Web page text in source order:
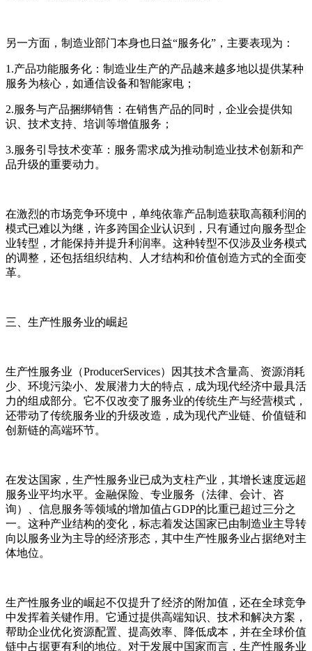
另一方面，制造业部门本身也日益“服务化”，主要表现为：
1.产品功能服务化：制造业生产的产品越来越多地以提供某种
服务为核心，如通信设备和智能家电；
2.服务与产品捆绑销售：在销售产品的同时，企业会提供知
识、技术支持、培训等增值服务；
3.服务引导技术变革：服务需求成为推动制造业技术创新和产
品升级的重要动力。
在激烈的市场竞争环境中，单纯依靠产品制造获取高额利润的
模式已难以为继，许多跨国企业认识到，只有通过向服务型企
业转型，才能保持并提升利润率。这种转型不仅涉及业务模式
的调整，还包括组织结构、人才结构和价值创造方式的全面变
革。
三、生产性服务业的崛起
生产性服务业（ProducerServices）因其技术含量高、资源消耗
少、环境污染小、发展潜力大的特点，成为现代经济中最具活
力的组成部分。它不仅改变了服务业的传统生产与经营模式，
还带动了传统服务业的升级改造，成为现代产业链、价值链和
创新链的高端环节。
在发达国家，生产性服务业已成为支柱产业，其增长速度远超
服务业平均水平。金融保险、专业服务（法律、会计、咨
询）、信息服务等领域的增加值占GDP的比重已超过三分之
一。这种产业结构的变化，标志着发达国家已由制造业主导转
向以服务业为主导的经济形态，其中生产性服务业占据绝对主
体地位。
生产性服务业的崛起不仅提升了经济的附加值，还在全球竞争
中发挥着关键作用。它通过提供高端知识、技术和解决方案，
帮助企业优化资源配置、提高效率、降低成本，并在全球价值
链中占据更有利的地位。对于发展中国家而言，生产性服务业